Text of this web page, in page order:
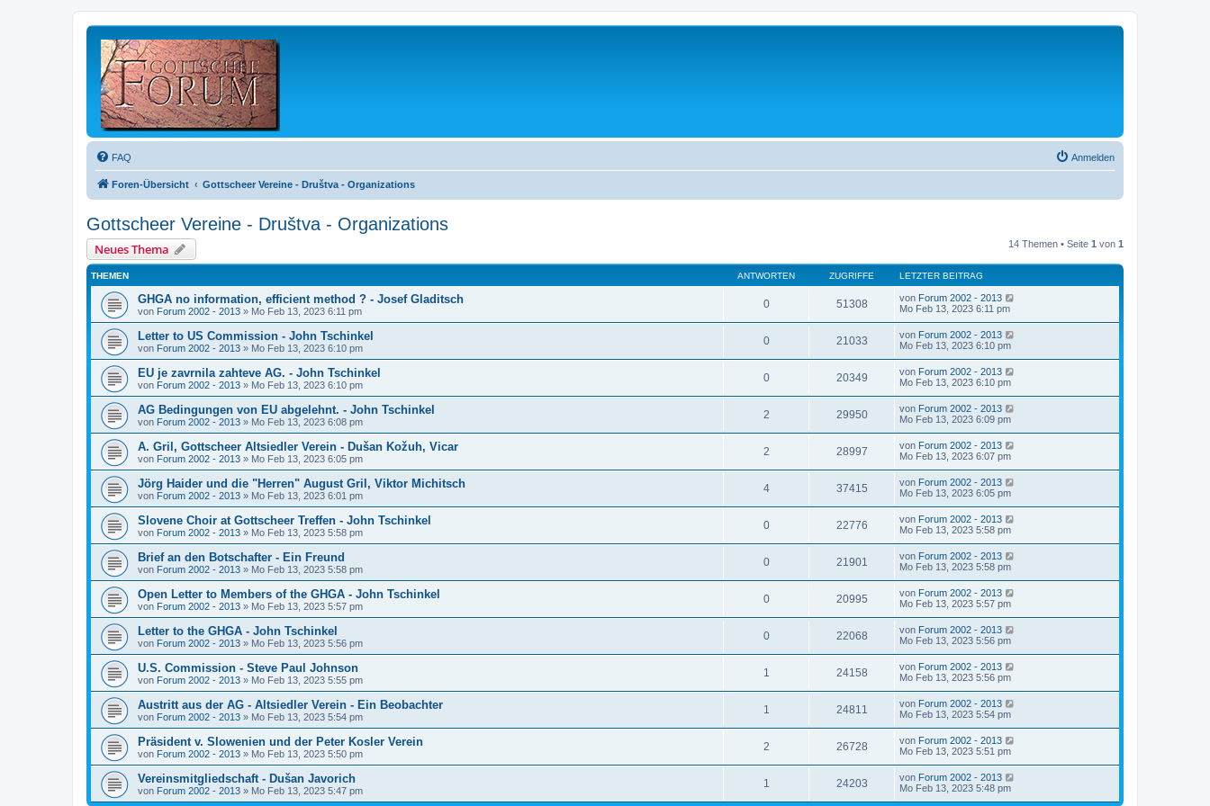
FAQ Anmelden
Foren-Übersicht Gottscheer Vereine - Društva - Organizations
Gottscheer Vereine - Društva - Organizations
Neues Thema 14 Themen • Seite 1 von 1
THEMEN ANTWORTEN ZUGRIFFE LETZTER BEITRAG
GHGA no information, efficient method ? - Josef Gladitsch
von Forum 2002 - 2013 » Mo Feb 13, 2023 6:11 pm
0 51308 von Forum 2002 - 2013
Mo Feb 13, 2023 6:11 pm
Letter to US Commission - John Tschinkel
von Forum 2002 - 2013 » Mo Feb 13, 2023 6:10 pm
0 21033 von Forum 2002 - 2013
Mo Feb 13, 2023 6:10 pm
EU je zavrnila zahteve AG. - John Tschinkel
von Forum 2002 - 2013 » Mo Feb 13, 2023 6:10 pm
0 20349 von Forum 2002 - 2013
Mo Feb 13, 2023 6:10 pm
AG Bedingungen von EU abgelehnt. - John Tschinkel
von Forum 2002 - 2013 » Mo Feb 13, 2023 6:08 pm
2 29950 von Forum 2002 - 2013
Mo Feb 13, 2023 6:09 pm
A. Gril, Gottscheer Altsiedler Verein - Dušan Kožuh, Vicar
von Forum 2002 - 2013 » Mo Feb 13, 2023 6:05 pm
2 28997 von Forum 2002 - 2013
Mo Feb 13, 2023 6:07 pm
Jörg Haider und die "Herren" August Gril, Viktor Michitsch
von Forum 2002 - 2013 » Mo Feb 13, 2023 6:01 pm
4 37415 von Forum 2002 - 2013
Mo Feb 13, 2023 6:05 pm
Slovene Choir at Gottscheer Treffen - John Tschinkel
von Forum 2002 - 2013 » Mo Feb 13, 2023 5:58 pm
0 22776 von Forum 2002 - 2013
Mo Feb 13, 2023 5:58 pm
Brief an den Botschafter - Ein Freund
von Forum 2002 - 2013 » Mo Feb 13, 2023 5:58 pm
0 21901 von Forum 2002 - 2013
Mo Feb 13, 2023 5:58 pm
Open Letter to Members of the GHGA - John Tschinkel
von Forum 2002 - 2013 » Mo Feb 13, 2023 5:57 pm
0 20995 von Forum 2002 - 2013
Mo Feb 13, 2023 5:57 pm
Letter to the GHGA - John Tschinkel
von Forum 2002 - 2013 » Mo Feb 13, 2023 5:56 pm
0 22068 von Forum 2002 - 2013
Mo Feb 13, 2023 5:56 pm
U.S. Commission - Steve Paul Johnson
von Forum 2002 - 2013 » Mo Feb 13, 2023 5:55 pm
1 24158 von Forum 2002 - 2013
Mo Feb 13, 2023 5:56 pm
Austritt aus der AG - Altsiedler Verein - Ein Beobachter
von Forum 2002 - 2013 » Mo Feb 13, 2023 5:54 pm
1 24811 von Forum 2002 - 2013
Mo Feb 13, 2023 5:54 pm
Präsident v. Slowenien und der Peter Kosler Verein
von Forum 2002 - 2013 » Mo Feb 13, 2023 5:50 pm
2 26728 von Forum 2002 - 2013
Mo Feb 13, 2023 5:51 pm
Vereinsmitgliedschaft - Dušan Javorich
von Forum 2002 - 2013 » Mo Feb 13, 2023 5:47 pm
1 24203 von Forum 2002 - 2013
Mo Feb 13, 2023 5:48 pm